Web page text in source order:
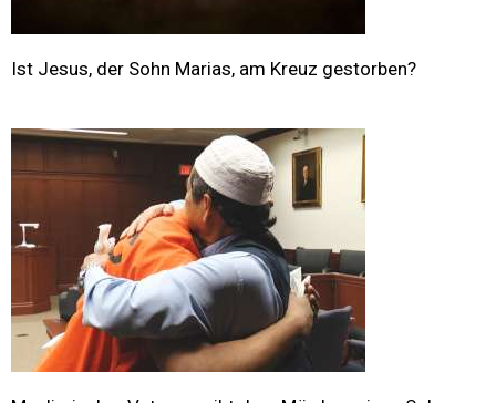
Ist Jesus, der Sohn Marias, am Kreuz gestorben?